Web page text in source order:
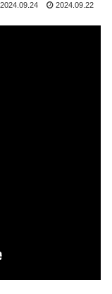
2024.09.24 2024.09.22